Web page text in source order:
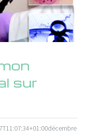
sur
décembre